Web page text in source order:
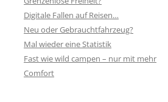
Digitale Fallen auf Reisen…
Neu oder Gebrauchtfahrzeug?
Mal wieder eine Statistik
Fast wie wild campen – nur mit mehr
Comfort